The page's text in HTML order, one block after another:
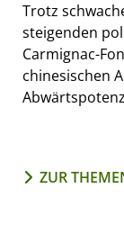
Trotz
steigenden
Carmignac-
chinesischen
ZUR